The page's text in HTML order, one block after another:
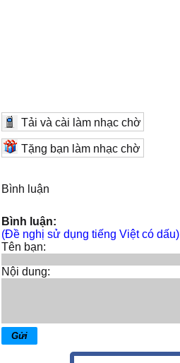
Tải và cài làm nhạc chờ
Tặng bạn làm nhạc chờ
Bình luận
Bình luận:
(Đề nghị sử dụng tiếng Việt có dấu)
Tên bạn:
Nội dung: